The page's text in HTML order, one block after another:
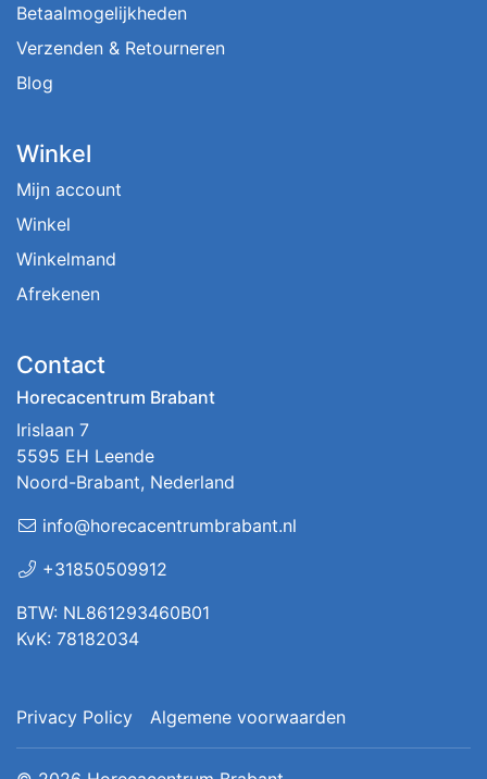
Betaalmogelijkheden
Verzenden & Retourneren
Blog
Winkel
Mijn account
Winkel
Winkelmand
Afrekenen
Contact
Horecacentrum Brabant
Irislaan 7
5595 EH Leende
Noord-Brabant, Nederland
info@horecacentrumbrabant.nl
+31850509912
BTW: NL861293460B01
KvK: 78182034
Privacy Policy Algemene voorwaarden